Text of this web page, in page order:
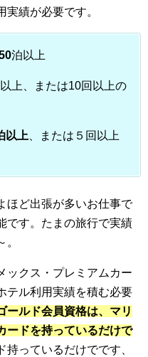
績が必要です。
泊以上
上、または10回以上の
以上 、または５回以上
ほど出張が多いお仕事で
です。たまの旅行で実績
ックス・プレミアムカー
テル利用実績を積む必要
ールド会員資格は、マリ
ードを持っているだけで
持っているだけでです、